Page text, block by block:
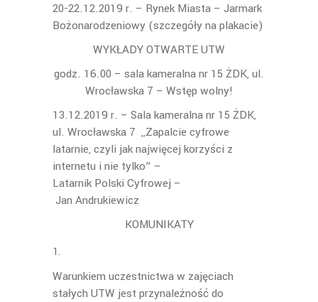
20-22.12.2019 r. – Rynek Miasta – Jarmark
Bożonarodzeniowy (szczegóły na plakacie)
WYKŁADY OTWARTE UTW
godz. 16.00 – sala kameralna nr 15 ŻDK, ul.
Wrocławska 7 – Wstęp wolny!
13.12.2019 r. – Sala kameralna nr 15 ŻDK,
ul. Wrocławska 7 ,,Zapalcie cyfrowe
latarnie, czyli jak najwięcej korzyści z
internetu i nie tylko” –
Latarnik Polski Cyfrowej –
Jan Andrukiewicz
KOMUNIKATY
Warunkiem uczestnictwa w zajęciach
stałych UTW jest przynależność do